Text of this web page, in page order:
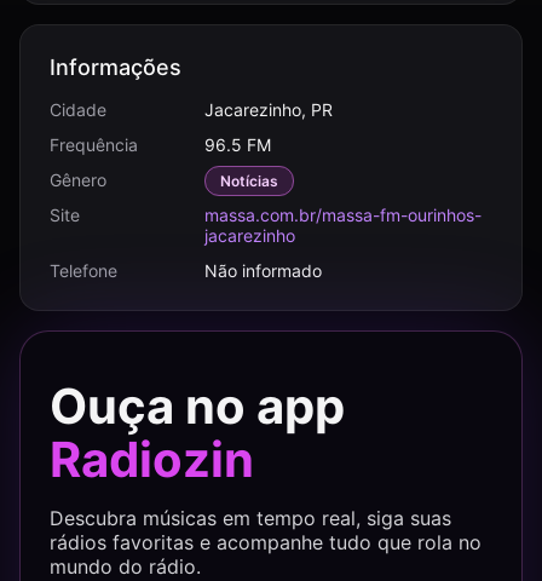
Informações
Cidade
Jacarezinho, PR
Frequência
96.5 FM
Gênero
Notícias
Site
massa.com.br/massa-fm-ourinhos-
jacarezinho
Telefone
Não informado
Ouça no app
Radiozin
Descubra músicas em tempo real, siga suas
rádios favoritas e acompanhe tudo que rola no
mundo do rádio.